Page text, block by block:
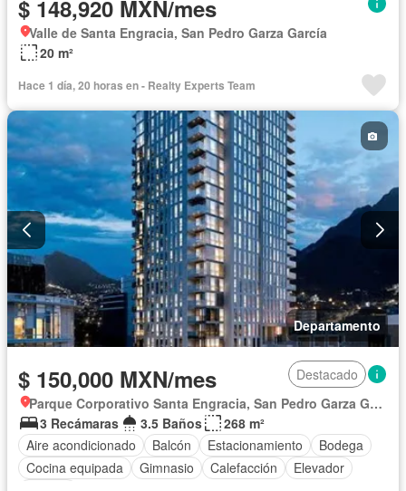
$ 148,920 MXN/mes
Valle de Santa Engracia, San Pedro Garza García
20 m²
Hace 1 día, 20 horas en - Realty Experts Team
Departamento
$ 150,000 MXN/mes
Destacado
Parque Corporativo Santa Engracia, San Pedro Garza García
3 Recámaras
3.5 Baños
268 m²
Aire acondicionado
Balcón Estacionamiento
Bodega
Cocina equipada
Gimnasio Calefacción
Elevador